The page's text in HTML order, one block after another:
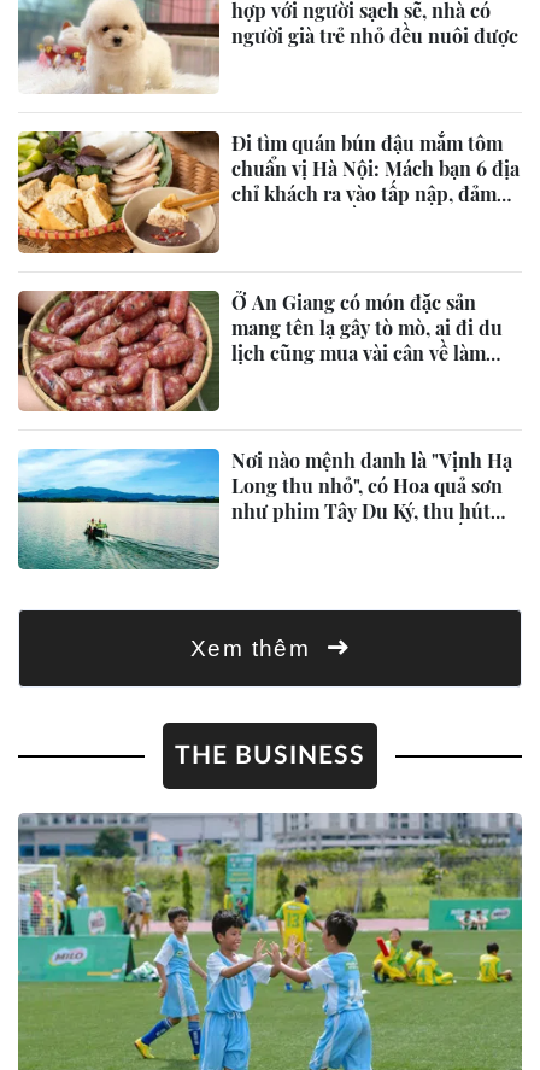
hợp với người sạch sẽ, nhà có
người già trẻ nhỏ đều nuôi được
Đi tìm quán bún đậu mắm tôm
chuẩn vị Hà Nội: Mách bạn 6 địa
chỉ khách ra vào tấp nập, đảm
Ở An Giang có món đặc sản
mang tên lạ gây tò mò, ai đi du
lịch cũng mua vài cân về làm
Nơi nào mệnh danh là "Vịnh Hạ
Long thu nhỏ", có Hoa quả sơn
như phim Tây Du Ký, thu hút
Xem thêm
THE BUSINESS